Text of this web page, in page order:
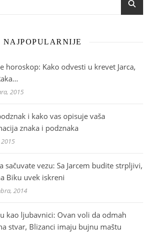
NAJPOPULARNIJE
horoskop: Kako odvesti u krevet Jarca,
2015
i kako vas opisuje vaša
znaka i podznaka
sačuvate vezu: Sa Jarcem budite strpljivi,
Biku uvek iskreni
2014
kao ljubavnici: Ovan voli da odmah
stvar, Blizanci imaju bujnu maštu